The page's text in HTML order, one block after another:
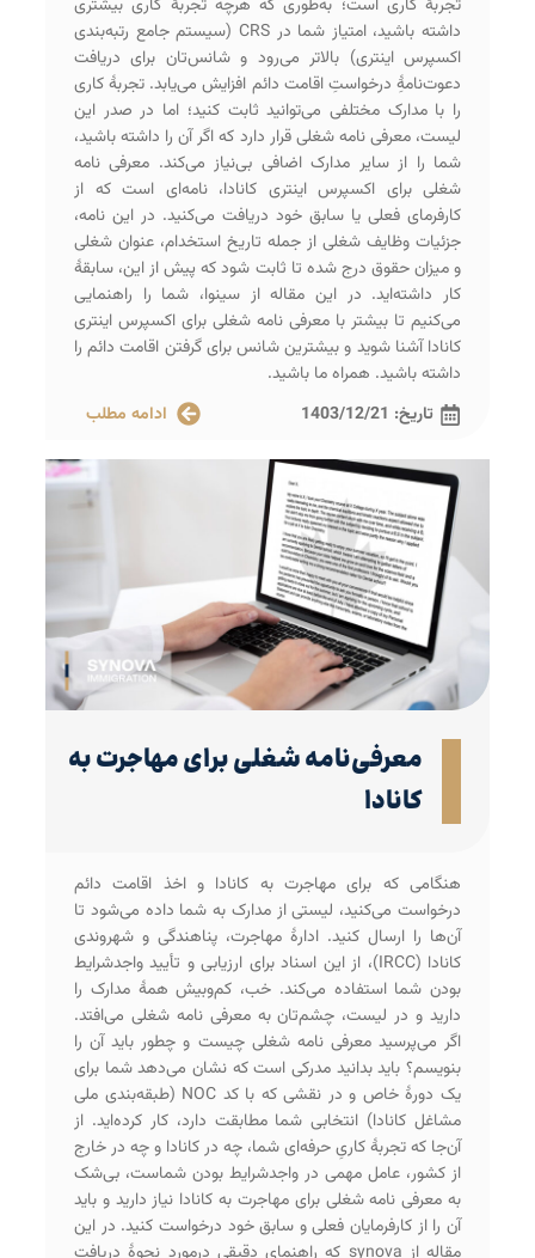
تجربۀ کاری است؛ به‌طوری که هرچه تجربۀ کاری بیشتری
داشته باشید، امتیاز شما در CRS (سیستم جامع رتبه‌بندی
اکسپرس اینتری) بالاتر می‌رود و شانس‌تان برای دریافت
دعوت‌نامۀِ درخواستِ اقامت دائم افزایش می‌یابد. تجربۀ کاری
را با مدارک مختلفی می‌توانید ثابت کنید؛ اما در صدر این
لیست، معرفی نامه شغلی قرار دارد که اگر آن را داشته باشید،
شما را از سایر مدارک اضافی بی‌نیاز می‌کند. معرفی نامه
شغلی برای اکسپرس اینتری کانادا، نامه‌ای است که از
کارفرمای فعلی یا سابق خود دریافت می‌کنید. در این نامه،
جزئیات وظایف شغلی از جمله تاریخ استخدام، عنوان شغلی
و میزان حقوق درج شده تا ثابت شود که پیش از این، سابقۀ
کار داشته‌اید. در این مقاله از سینوا، شما را راهنمایی
می‌کنیم تا بیشتر با معرفی نامه شغلی برای اکسپرس اینتری
کانادا آشنا شوید و بیشترین شانس برای گرفتن اقامت دائم را
داشته باشید. همراه ما باشید.
تاریخ: 1403/12/21 ادامه مطلب
معرفی‌‌نامه شغلی برای مهاجرت به
کانادا
هنگامی که برای مهاجرت به کانادا و اخذ اقامت دائم
درخواست می‌کنید، لیستی از مدارک به شما داده می‌شود تا
آن‌ها را ارسال کنید. ادارۀ مهاجرت، پناهندگی و شهروندی
کانادا (IRCC)، از این اسناد برای ارزیابی و تأیید واجد‌شرایط
بودن شما استفاده می‌کند. خب، کم‌و‌بیش همۀ مدارک را
دارید و در لیست، چشم‌تان به معرفی نامه شغلی می‌افتد.
اگر می‌پرسید معرفی‌ نامه شغلی چیست و چطور باید آن را
بنویسم؟ باید بدانید مدرکی است که نشان می‌دهد شما برای
یک دورۀ خاص و در نقشی که با کد NOC (طبقه‌بندی ملی
مشاغل کانادا) انتخابی شما مطابقت دارد، کار کرده‌اید. از
آن‌جا که تجربۀ کاریِ حرفه‌ای شما، چه در کانادا و چه در خارج
از کشور، عامل مهمی در واجد‌شرایط بودن شماست، بی‌شک
به معرفی‌ نامه شغلی برای مهاجرت به کانادا نیاز دارید و باید
آن را از کارفرمایان فعلی و سابق خود درخواست کنید. در این